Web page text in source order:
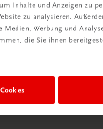
Inhalte und Anzeigen zu
zu analysieren.
Medien, Werbung und
die Sie ihnen
pur mit dem
im
Jetzt entdecken